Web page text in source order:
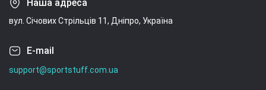
Наша адреса
вул. Січових Стрільців 11, Дніпро, Україна
E-mail
support@sportstuff.com.ua